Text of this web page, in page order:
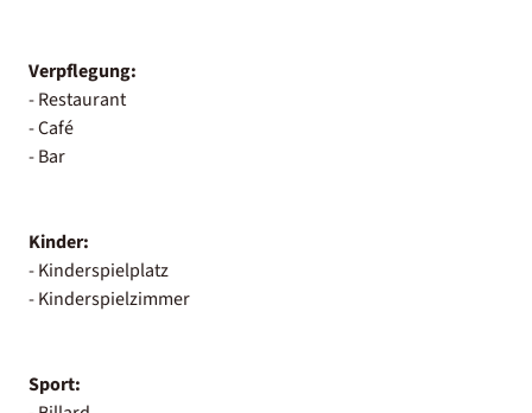
Verpflegung:
- Restaurant
- Café
- Bar
Kinder:
- Kinderspielplatz
- Kinderspielzimmer
Sport: